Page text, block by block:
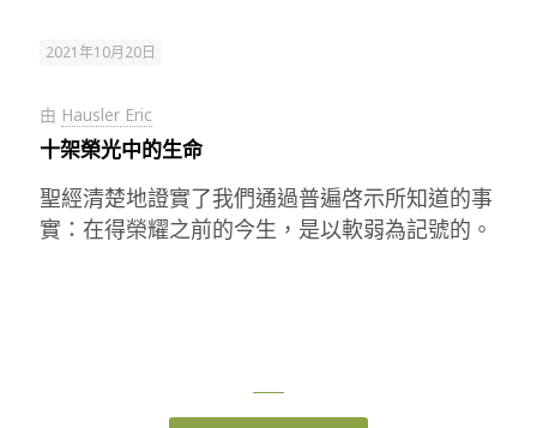
2021年10月20日
由 Hausler Eric
十架榮光中的生命
聖經清楚地證實了我們通過普遍啓示所知道的事
實：在得榮耀之前的今生，是以軟弱為記號的。